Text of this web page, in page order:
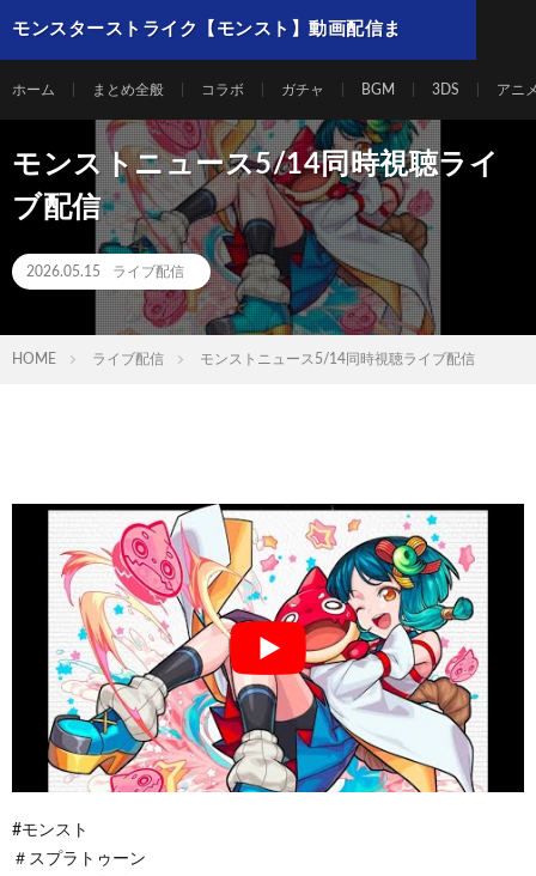
モンスターストライク【モンスト】動画配信ま
ホーム まとめ全般 コラボ ガチャ BGM 3DS アニ
モンストニュース5/14同時視聴ライ
ブ配信
2026.05.15 ライブ配信
HOME ライブ配信 モンストニュース5/14同時視聴ライブ配信
#モンスト
＃スプラトゥーン